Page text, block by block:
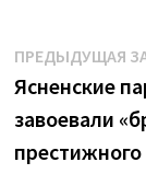
по
записям
ПРЕДЫДУЩАЯ
Ясненские
завоевали